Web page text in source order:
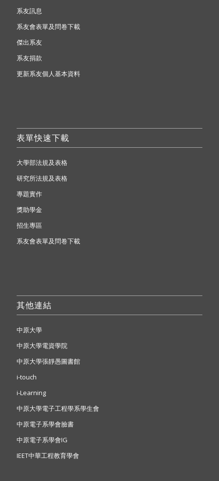
系友訊息
系友會表單及問卷下載
傑出系友
系友捐款
更新系友個人基本資料
表單快速下載
大學部法規及表格
研究所法規及表格
專題實作
獎助學金
招生專區
系友會表單及問卷下載
其他連結
中原大學
中原大學電資學院
中原大學張靜愚圖書館
i-touch
i-Learning
中原大學電子工程學系學生會
中原電子系學會臉書
中原電子系學會IG
IEET中華工程教育學會